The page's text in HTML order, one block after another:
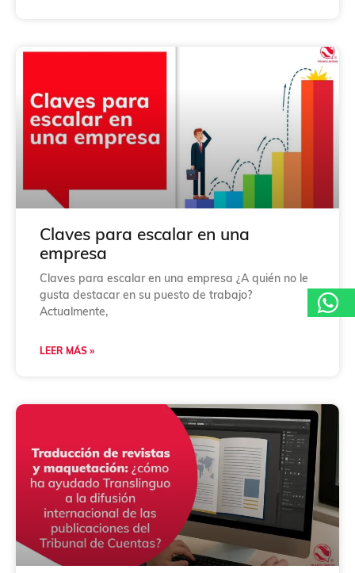
Claves para escalar en una
empresa
Claves para escalar en una empresa ¿A quién no le
gusta destacar en su puesto de trabajo?
Actualmente,
LEER MÁS »